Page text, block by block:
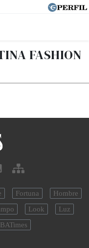
FASHION
Fortuna
Hombre
Look
Luz
BATimes